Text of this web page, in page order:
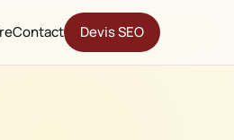
Contact Devis SEO